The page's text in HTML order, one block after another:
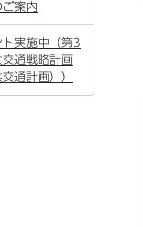
案内
ト実施中（第3
通戦略計画
通計画））